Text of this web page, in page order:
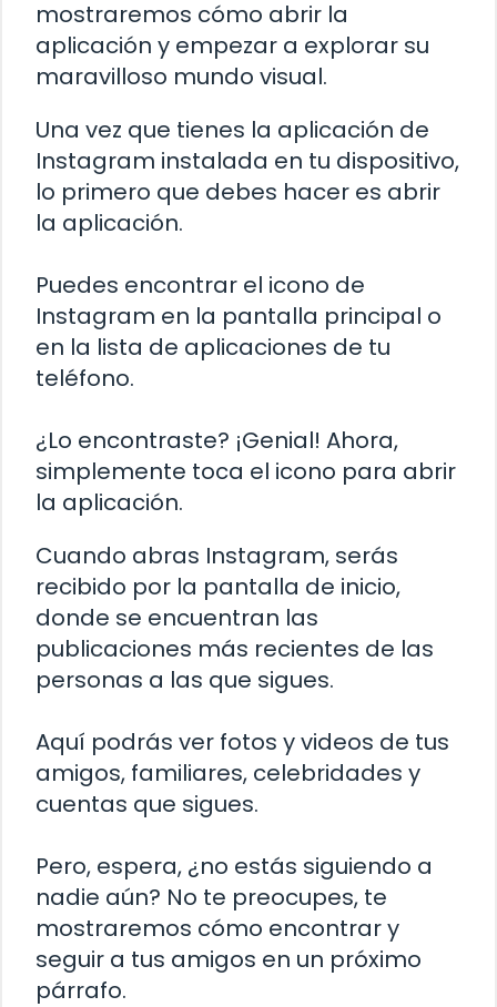
mostraremos cómo abrir la
aplicación y empezar a explorar su
maravilloso mundo visual.
Una vez que tienes la aplicación de
Instagram instalada en tu dispositivo,
lo primero que debes hacer es abrir
la aplicación.
Puedes encontrar el icono de
Instagram en la pantalla principal o
en la lista de aplicaciones de tu
teléfono.
¿Lo encontraste? ¡Genial! Ahora,
simplemente toca el icono para abrir
la aplicación.
Cuando abras Instagram, serás
recibido por la pantalla de inicio,
donde se encuentran las
publicaciones más recientes de las
personas a las que sigues.
Aquí podrás ver fotos y videos de tus
amigos, familiares, celebridades y
cuentas que sigues.
Pero, espera, ¿no estás siguiendo a
nadie aún? No te preocupes, te
mostraremos cómo encontrar y
seguir a tus amigos en un próximo
párrafo.